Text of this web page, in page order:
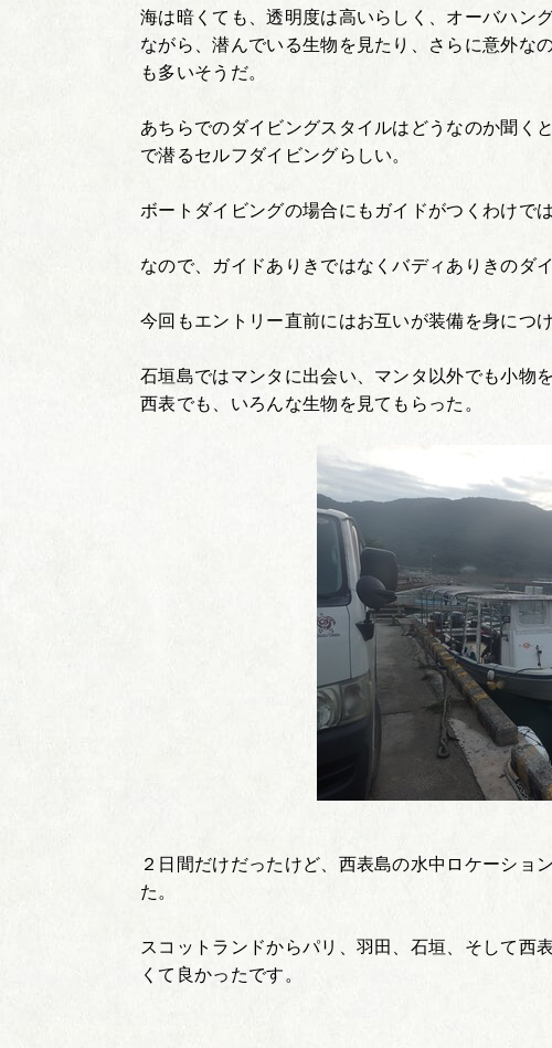
海は暗くても、透明度は高いらしく、オーバハン
ながら、潜んでいる生物を見たり、さらに意外な
も多いそうだ。
あちらでのダイビングスタイルはどうなのか聞く
で潜るセルフダイビングらしい。
ボートダイビングの場合にもガイドがつくわけで
なので、ガイドありきではなくバディありきのダ
今回もエントリー直前にはお互いが装備を身につ
石垣島ではマンタに出会い、マンタ以外でも小物
西表でも、いろんな生物を見てもらった。
２日間だけだったけど、西表島の水中ロケーショ
た。
スコットランドからパリ、羽田、石垣、そして西
くて良かったです。